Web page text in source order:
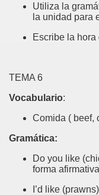
Utiliza la
la unidad para
Escribe la
TEMA 6
Vocabulario:
Comida ( beef,
Gramática:
Do you like
forma
I’d like